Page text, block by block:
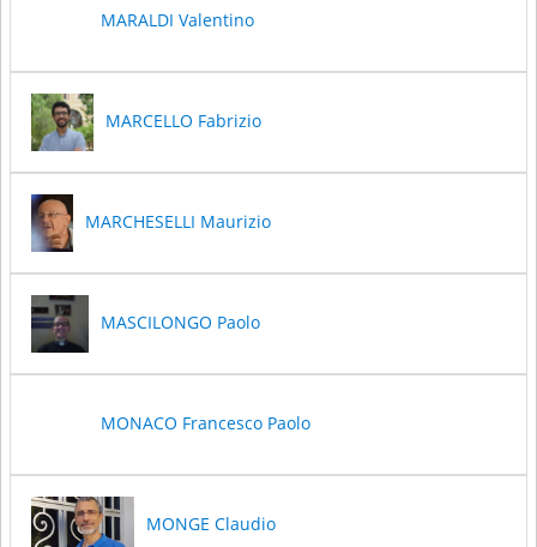
MARALDI Valentino
MARCELLO Fabrizio
MARCHESELLI Maurizio
MASCILONGO Paolo
MONACO Francesco Paolo
MONGE Claudio